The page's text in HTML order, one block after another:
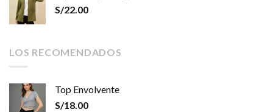
S/22.00
LOS RECOMENDADOS
Top Envolvente
S/18.00